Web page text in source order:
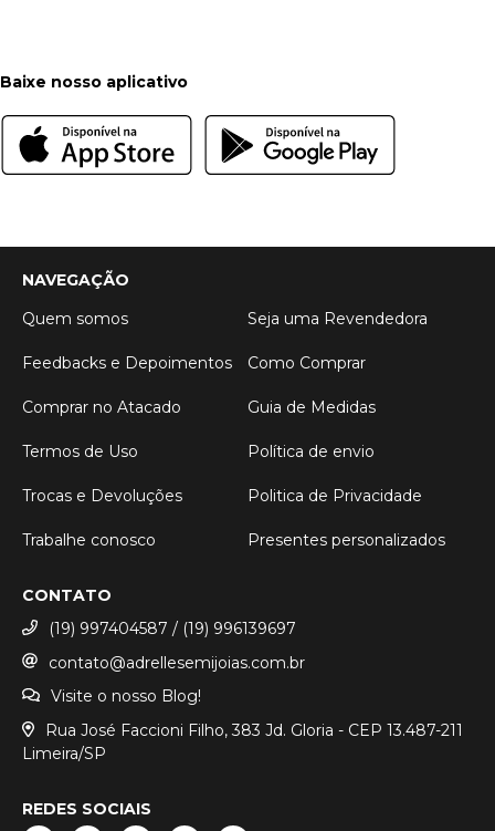
Baixe nosso aplicativo
NAVEGAÇÃO
Quem somos
Seja uma Revendedora
Feedbacks e Depoimentos Como Comprar
Comprar no Atacado Guia de Medidas
Termos de Uso Política de envio
Trocas e Devoluções Politica de Privacidade
Trabalhe conosco Presentes personalizados
CONTATO
(19) 997404587 / (19) 996139697
contato@adrellesemijoias.com.br
Visite o nosso Blog!
Rua José Faccioni Filho, 383 Jd. Gloria - CEP 13.487-211
Limeira/SP
REDES SOCIAIS